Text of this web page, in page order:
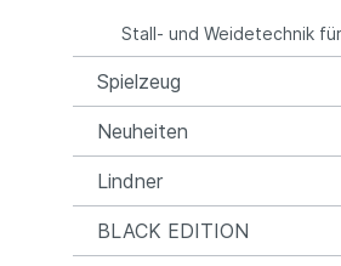
Stall- und Weidetechnik
Spielzeug
Neuheiten
Lindner
BLACK EDITION